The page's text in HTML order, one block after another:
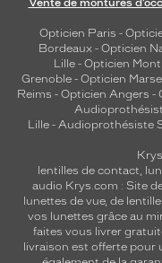
Vente de montures
Opticien Paris -
Bordeaux- Opticien
Lille - Opticien
Grenoble - Opticien
Reims - Opticien Angers -
Lille- Audioprothésiste
lentilles de contact,
audio Krys.com : Site
lunettes de vue, de
vos lunettes grâce au
faites vous livrer
livraison est offerte pour